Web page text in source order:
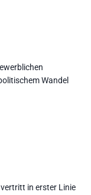
Wandel
in erster Linie